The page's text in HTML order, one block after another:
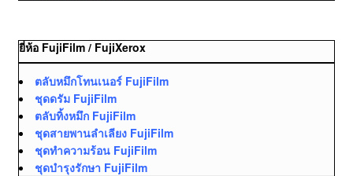
ยี่ห้อ FujiFilm / FujiXerox
ตลับหมึกโทนเนอร์ FujiFilm
ชุดดรัม FujiFilm
ตลับทิ้งหมึก FujiFilm
ชุดสายพานลำเลียง FujiFilm
ชุดทำความร้อน FujiFilm
ชุดบำรุงรักษา FujiFilm